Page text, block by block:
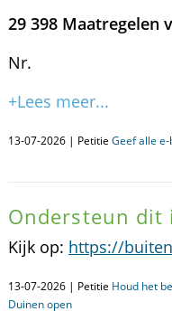
29 398 Maatregelen
Nr.
+Lees meer...
13-07-2026 | Petitie Geef alle
Ondersteun
Kijk op: https://
13-07-2026 | Petitie Houd het
Duinen open